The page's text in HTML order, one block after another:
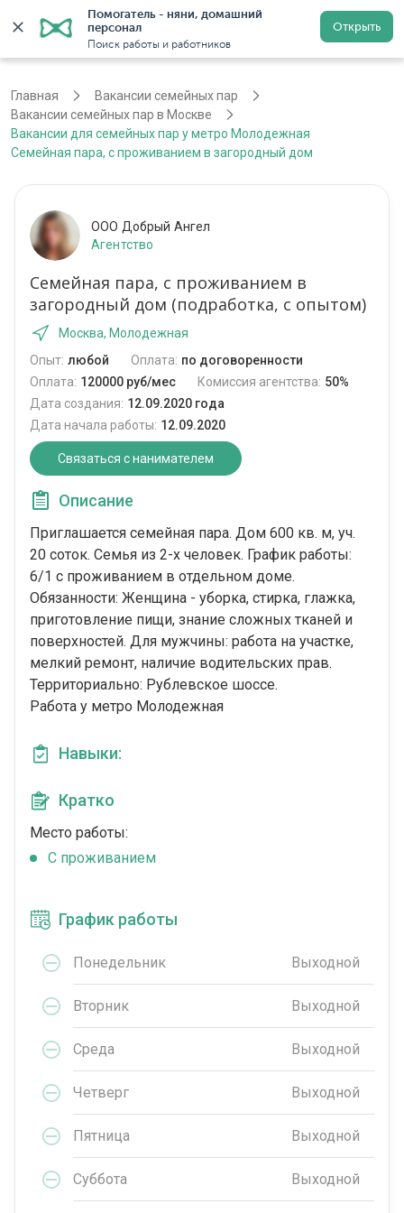
Помогатель - няни, домашний
персонал
Поиск работы и работников
Открыть
Регистрация
Главная
Вакансии семейных пар
Вакансии семейных пар в Москве
Вакансии для семейных пар у метро Молодежная
Семейная пара, с проживанием в загородный дом
ООО Добрый Ангел
Агентство
Семейная пара, с проживанием в
загородный дом (подработка, с опытом)
Москва, Молодежная
Опыт: любой Оплата: по договоренности
Оплата: 120000 руб/мес Комиссия агентства: 50%
Дата создания: 12.09.2020 года
Дата начала работы: 12.09.2020
Связаться с нанимателем
Описание
Приглашается семейная пара. Дом 600 кв. м, уч.
20 соток. Семья из 2-х человек. График работы:
6/1 с проживанием в отдельном доме.
Обязанности: Женщина - уборка, стирка, глажка,
приготовление пищи, знание сложных тканей и
поверхностей. Для мужчины: работа на участке,
мелкий ремонт, наличие водительских прав.
Территориально: Рублевское шоссе.
Работа у метро Молодежная
Навыки:
Кратко
Место работы:
C проживанием
График работы
Понедельник Выходной
Вторник Выходной
Среда Выходной
Четверг Выходной
Пятница Выходной
Суббота Выходной